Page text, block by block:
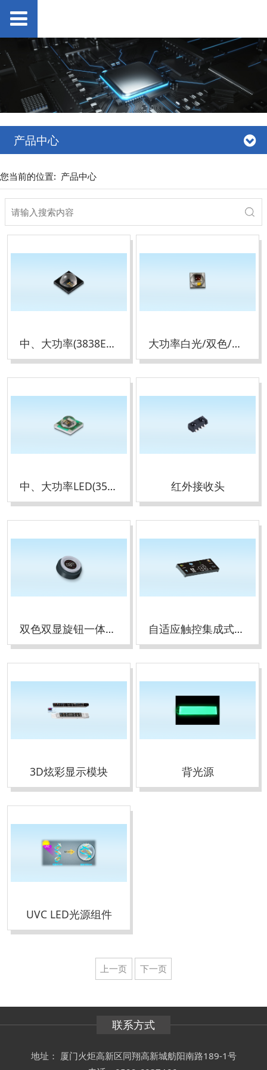
产品中心
您当前的位置: 产品中心
中、大功率(3838EMC系列) 大功率白光/双色/RGBY(3535陶瓷系列)
中、大功率LED(3535陶瓷系列)目录 红外接收头
双色双显旋钮一体式显示模块 自适应触控集成式显示模块
3D炫彩显示模块 背光源
UVC LED光源组件
上一页 下一页
联系方式
地址： 厦门火炬高新区同翔高新城舫阳南路189-1号